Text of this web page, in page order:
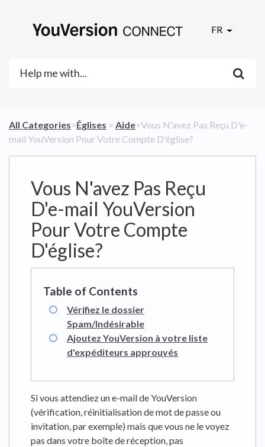
FR
All Categories​>​​Églises ​ > ​ ​Aide​>​ Vous N'avez Pas Reçu D'e-
mail YouVersion Pour Votre Compte D'église?
Vous N'avez Pas Reçu
D'e-mail YouVersion
Pour Votre Compte
D'église?
Vérifiez le dossier
Spam/Indésirable
Ajoutez YouVersion à votre liste
d'expéditeurs approuvés
Si vous attendiez un e-mail de YouVersion
(vérification, réinitialisation de mot de passe ou
invitation, par exemple) mais que vous ne le voyez
pas dans votre boîte de réception, pas